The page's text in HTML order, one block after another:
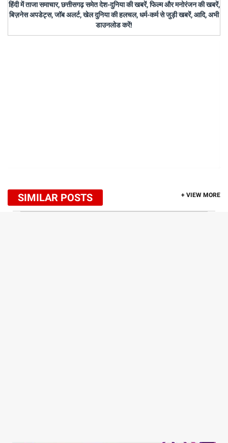
हिंदी में ताजा समाचार, छत्तीसगढ़ समेत देश-दुनिया की खबरें, फिल्म और मनोरंजन की खबरें,
बिज़नेस अपडेट्स, जॉब अलर्ट, खेल दुनिया की हलचल, धर्म-कर्म से जुड़ी खबरें, आदि, अभी
डाउनलोड करें!
SIMILAR POSTS + VIEW MORE